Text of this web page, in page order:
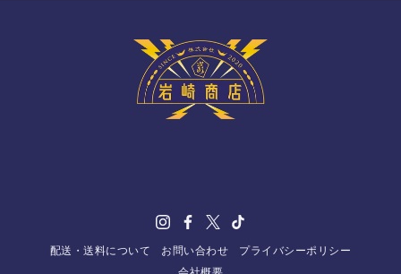
配送・送料について お問い合わせ
プライバシーポリシー